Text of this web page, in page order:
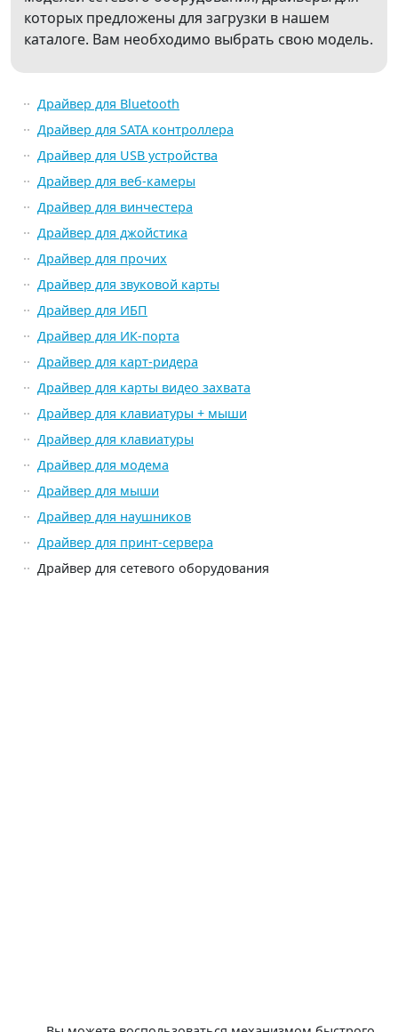
которых предложены для загрузки в нашем
каталоге. Вам необходимо выбрать свою модель.
Драйвер для Bluetooth
Драйвер для SATA контроллера
Драйвер для USB устройства
Драйвер для веб-камеры
Драйвер для винчестера
Драйвер для джойстика
Драйвер для прочих
Драйвер для звуковой карты
Драйвер для ИБП
Драйвер для ИК-порта
Драйвер для карт-ридера
Драйвер для карты видео захвата
Драйвер для клавиатуры + мыши
Драйвер для клавиатуры
Драйвер для модема
Драйвер для мыши
Драйвер для наушников
Драйвер для принт-сервера
Драйвер для сетевого оборудования